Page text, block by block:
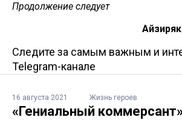
Продолжение следует
Следите за самым важным и
Telegram-канале
16 августа 2021 Жизнь героев
«Гениальный